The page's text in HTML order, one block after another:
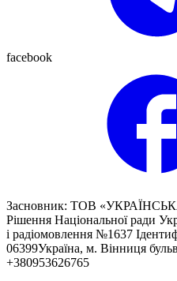
facebook
Засновник: ТОВ
Рішення Національної ради
і радіомовлення №1637
06399Україна, м. Вінниця
+380953626765